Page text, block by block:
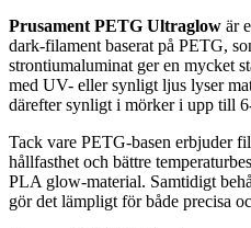
Prusament PETG Ultraglow är
dark-filament baserat på PETG,
strontiumaluminat ger en mycket
med UV- eller synligt ljus lyser
därefter synligt i mörker i upp till
Tack vare PETG-basen erbjuder
hållfasthet och bättre
PLA glow-material. Samtidigt
gör det lämpligt för både precisa